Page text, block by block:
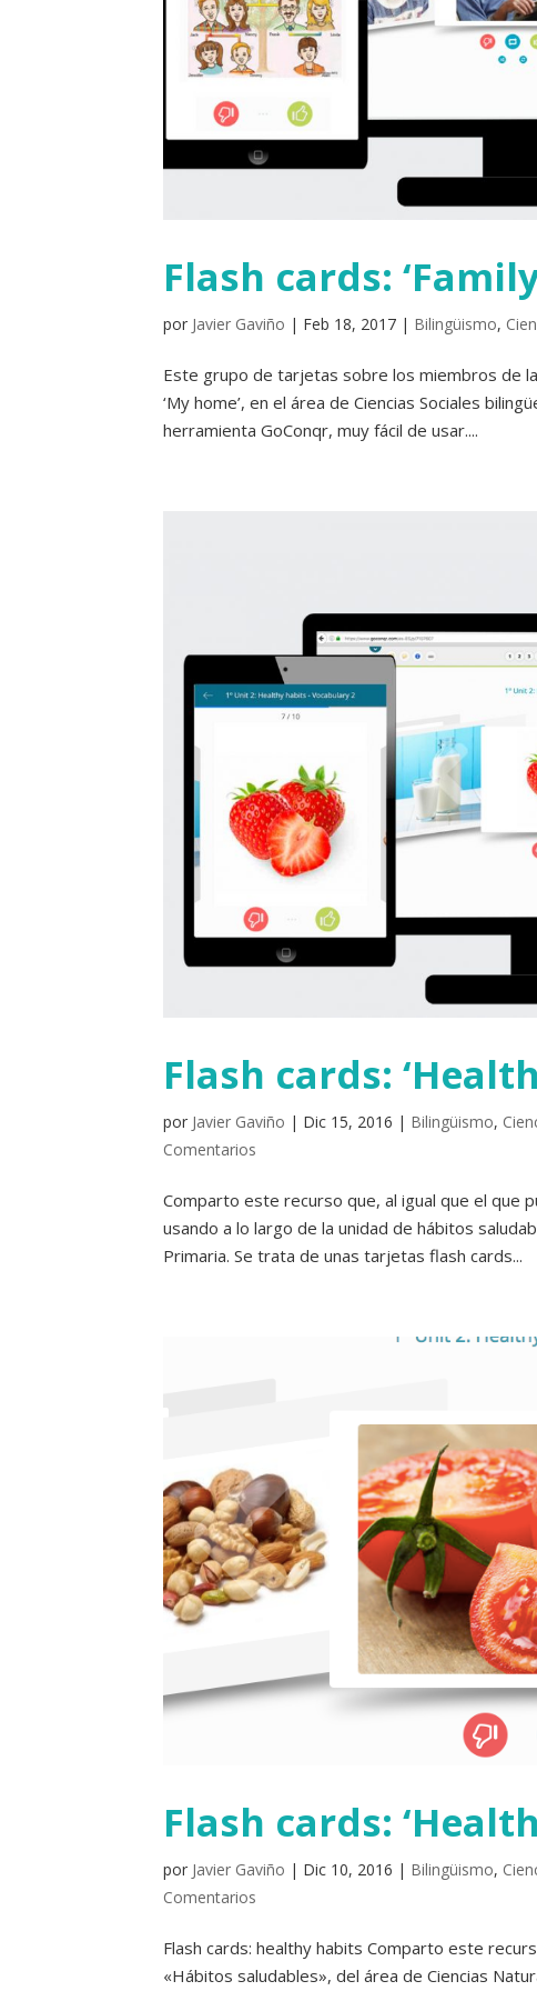
Flash cards:
por Javier Gaviño | Feb 18, 2017 | Bilingüismo,
Este grupo de tarjetas sobre los miembros de
‘My home’, en el área de Ciencias Sociales
herramienta GoConqr, muy fácil de usar....
Flash cards:
por Javier Gaviño | Dic 15, 2016 | Bilingüismo,
Comentarios
Comparto este recurso que, al igual que el que
usando a lo largo de la unidad de hábitos
Primaria. Se trata de unas tarjetas flash cards...
Flash cards:
por Javier Gaviño | Dic 10, 2016 | Bilingüismo,
Comentarios
Flash cards: healthy habits Comparto este
«Hábitos saludables», del área de Ciencias